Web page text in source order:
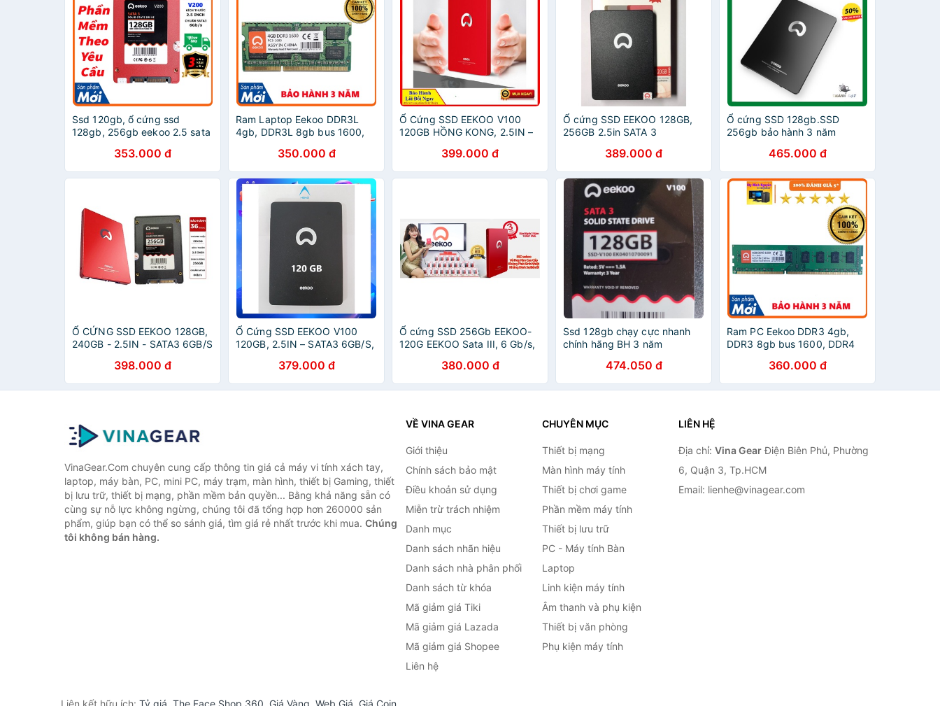
Ssd 120gb, ổ cứng ssd
128gb, 256gb eekoo 2.5 sata
353.000 đ
Ram Laptop Eekoo DDR3L
4gb, DDR3L 8gb bus 1600,
New 100% BH 3 Năm
350.000 đ
Ổ Cứng SSD EEKOO V100
120GB HỒNG KONG, 2.5IN –
399.000 đ
Ổ cứng SSD EEKOO 128GB,
256GB 2.5in SATA 3
389.000 đ
Ổ cứng SSD 128gb.SSD
256gb bảo hành 3 năm
465.000 đ
Ổ CỨNG SSD EEKOO 128GB,
240GB - 2.5IN - SATA3 6GB/S
398.000 đ
Ổ Cứng SSD EEKOO V100
120GB, 2.5IN – SATA3 6GB/S,
379.000 đ
Ổ cứng SSD 256Gb EEKOO-
120G EEKOO Sata III, 6 Gb/s,
380.000 đ
Ssd 128gb chạy cực nhanh
chính hãng BH 3 năm
474.050 đ
Ram PC Eekoo DDR3 4gb,
DDR3 8gb bus 1600, DDR4
100% BH 3 Năm
360.000 đ
VinaGear.Com chuyên cung cấp thông tin giá cả máy vi tính xách tay,
laptop, máy bàn, PC, mini PC, máy trạm, màn hình, thiết bị Gaming, thiết
bị lưu trữ, thiết bị mạng, phần mềm bản quyền... Bằng khả năng sẵn có
cùng sự nỗ lực không ngừng, chúng tôi đã tổng hợp hơn 260000 sản
phẩm, giúp bạn có thể so sánh giá, tìm giá rẻ nhất trước khi mua. Chúng
tôi không bán hàng.
VỀ VINA GEAR
Giới thiệu
Chính sách bảo mật
Điều khoản sử dụng
Miễn trừ trách nhiệm
Danh mục
Danh sách nhãn hiệu
Danh sách nhà phân phối
Danh sách từ khóa
Mã giảm giá Tiki
Mã giảm giá Lazada
Mã giảm giá Shopee
Liên hệ
CHUYÊN MỤC
Thiết bị mạng
Màn hình máy tính
Thiết bị chơi game
Phần mềm máy tính
Thiết bị lưu trữ
PC - Máy tính Bàn
Laptop
Linh kiện máy tính
Âm thanh và phụ kiện
Thiết bị văn phòng
Phụ kiện máy tính
LIÊN HỆ
Địa chỉ: Vina GearĐiện Biên Phủ, Phường
6, Quận 3, Tp.HCM
Email: lienhe@vinagear.com
Liên kết hữu ích: Tỷ giá The Face Shop 360 Giá Vàng Web Giá Giá Coin